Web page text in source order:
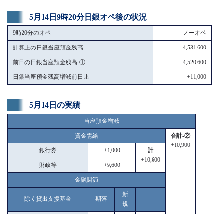
5月14日9時20分日銀オペ後の状況
9時20分のオペ ノーオペ
計算上の日銀当座預金残高 4,531,600
前日の日銀当座預金残高-① 4,520,600
日銀当座預金残高増減前日比 +11,000
5月14日の実績
当座預金増減
資金需給
合計-②
+10,900
銀行券 +1,000
計
+10,600
財政等 +9,600
金融調節
除く貸出支援基金 期落
新
規